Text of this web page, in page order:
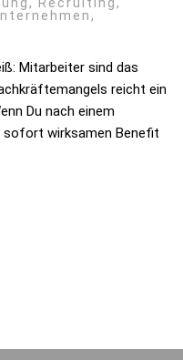
,
Mitarbeiter sind das
reicht ein
Du nach einem
sofort wirksamen Benefit